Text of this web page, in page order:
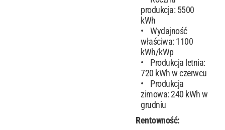
produkcja: 5500
kWh
Wydajność
właściwa: 1100
kWh/kWp
Produkcja letnia:
720 kWh w czerwcu
Produkcja
zimowa: 240 kWh w
grudniu
Rentowność: